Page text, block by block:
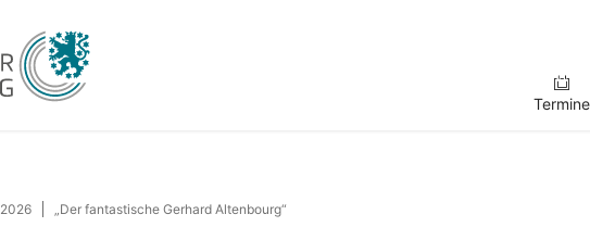
Termine
2026 „Der fantastische Gerhard Altenbourg“